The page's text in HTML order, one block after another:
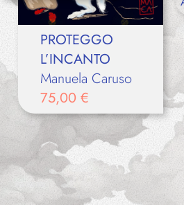
PROTEGGO
L’INCANTO
Manuela Caruso
75,00 €